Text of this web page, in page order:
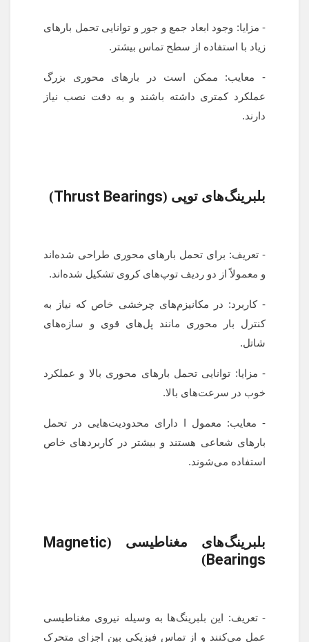
- مزایا: وجود ابعاد جمع و جور و توانایی تحمل بارهای
زیاد با استفاده از سطح تماس بیشتر.
- معایب: ممکن است در بارهای محوری بزرگ
عملکرد کمتری داشته باشند و به دقت نصب نیاز
دارند.
بلبرینگ‌های توپی (Thrust Bearings
)
- تعریف: برای تحمل بارهای محوری طراحی شده‌اند
و معمولاً از دو ردیف توپ‌های کروی تشکیل شده‌اند.
- کاربرد: در مکانیزم‌های چرخشی خاص که نیاز به
کنترل بار محوری مانند پل‌های قوی و سازه‌های
شاتل.
- مزایا: توانایی تحمل بارهای محوری بالا و عملکرد
خوب در سرعت‌های بالا.
- معایب: معمول ا دارای محدودیت‌هایی در تحمل
بارهای شعاعی هستند و بیشتر در کاربردهای خاص
استفاده می‌شوند.
بلبرینگ‌های مغناطیسی (Magnetic
Bearings
)
- تعریف: این بلبرینگ‌ها به وسیله نیروی مغناطیسی
عمل می‌کنند و از تماس فیزیکی بین اجزای متحرک